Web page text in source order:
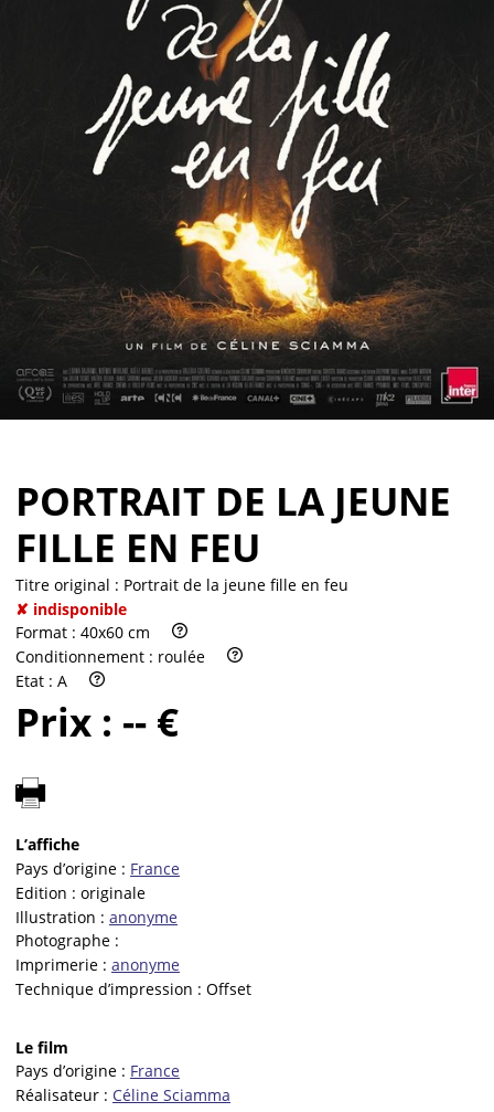
Vendre
PORTRAIT DE LA JEUNE
FILLE EN FEU
Titre original : Portrait de la jeune fille en feu
✘ indisponible
Format : 40x60 cm
Conditionnement : roulée
Etat : A
Prix : -- €
L’affiche
Pays d’origine : France
Edition : originale
Illustration : anonyme
Photographe :
Imprimerie : anonyme
Technique d’impression : Offset
Le film
Pays d’origine : France
Réalisateur : Céline Sciamma